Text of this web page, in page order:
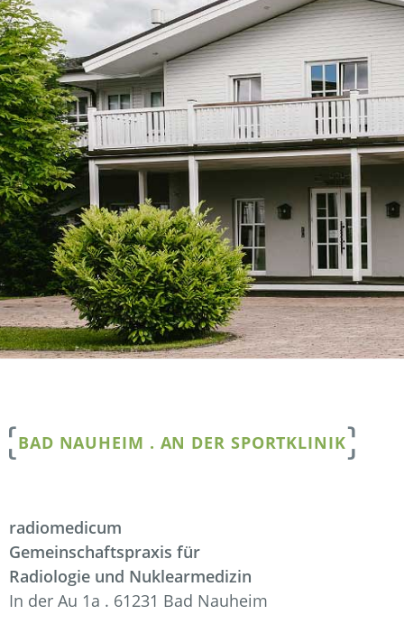
BAD NAUHEIM . AN DER SPORTKLINIK
radiomedicum
Gemeinschaftspraxis für
Radiologie und Nuklearmedizin
In der Au 1a . 61231 Bad Nauheim